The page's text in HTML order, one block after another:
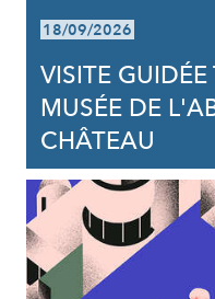
18/09/2026
VISITE
MUSÉE DE
CHÂTEAU